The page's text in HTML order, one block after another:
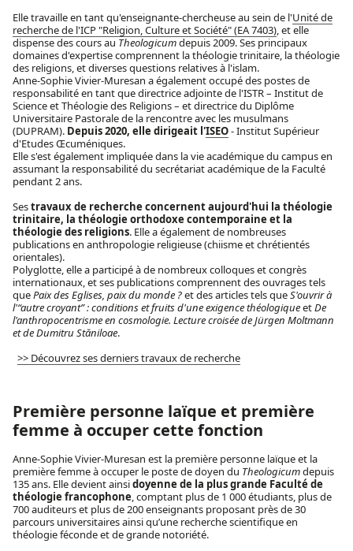
Elle travaille en tant qu'enseignante-chercheuse au sein de l'Unité de
recherche de l'ICP "Religion, Culture et Société" (EA 7403), et elle
dispense des cours au Theologicumdepuis 2009. Ses principaux
domaines d'expertise comprennent la théologie trinitaire, la théologie
des religions, et diverses questions relatives à l'islam.
Anne-Sophie Vivier-Muresan a également occupé des postes de
responsabilité en tant que directrice adjointe de l'ISTR – Institut de
Science et Théologie des Religions – et directrice du Diplôme
Universitaire Pastorale de la rencontre avec les musulmans
(DUPRAM). Depuis 2020, elle dirigeait l'ISEO- Institut Supérieur
d'Etudes Œcuméniques.
Elle s'est également impliquée dans la vie académique du campus en
assumant la responsabilité du secrétariat académique de la Faculté
pendant 2 ans.
Sestravaux de recherche concernent aujourd'hui la théologie
trinitaire, la théologie orthodoxe contemporaine et la
théologie des religions. Elle a également de nombreuses
publications en anthropologie religieuse (chiisme et chrétientés
orientales).
Polyglotte, elle a participé à de nombreux colloques et congrès
internationaux, et ses publications comprennent des ouvrages tels
quePaix des Eglises, paix du monde ?et des articles tels queS'ouvrir à
l'“autre croyant” : conditions et fruits d'une exigence théologiqueetDe
l'anthropocentrisme en cosmologie. Lecture croisée de Jürgen Moltmann
et de Dumitru Stăniloae.
>> Découvrez ses derniers travaux de recherche
Première personne laïque et première
femme à occuper cette fonction
Anne-Sophie Vivier-Muresan est la première personne laïque et la
première femme à occuper le poste de doyen du Theologicumdepuis
135 ans. Elle devient ainsidoyenne de la plus grande Faculté de
théologie francophone, comptant plus de 1 000 étudiants, plus de
700 auditeurs et plus de 200 enseignants proposant près de 30
parcours universitaires ainsi qu’une recherche scientifique en
théologie féconde et de grande notoriété.